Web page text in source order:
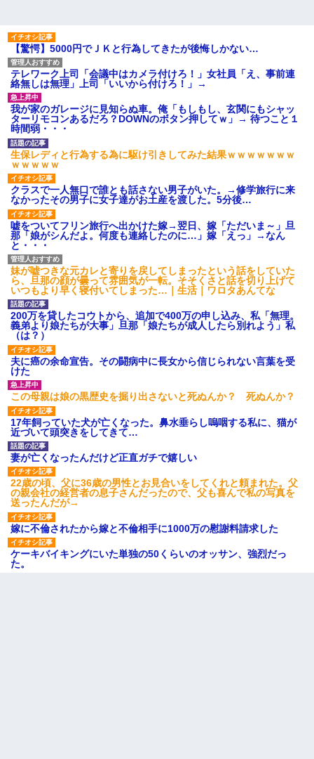
るｗｗｗｗｗｗ「こんな高い
の？ｗｗ」「逆に超安い」
私「ちょっと、人の家の金庫
触らないでよ！」キチママ『そ
こに金庫があったから、開けて
みようとしただけ☆』義兄「泥
は出てけ！二度と来るな！」結
果・・・
私「初めて飲む味だけどなん
のお茶？」彼「ちっ！」私「」
【GIF】JSのカンチョーワロ
タ
後続車にクラクションを鳴ら
され彼氏が逆切れ。「何クラク
ション鳴らしてんだ！降りてこ
いよ！」と怒鳴りだし...
【衝撃】報酬100万円超の治験
募集がこちらｗｗｗｗｗ(※画像
あり)
【ネット騒然】惨殺されたタ
ワマン頂き女子のこの動画、す
げえええええｗｗｗｗｗｗｗｗ
ｗｗｗ
【愕然】白のクラウン俺氏、
高速道路左車線を制限速度で走
った結果wwwwwwwwwwww
百年の恋12-899 食べた量を
張り合ってくる
【悲報】佐藤輝明・・・２軍
でも盛大にやらかす←あまり悲
しませないでくれ
【驚愕】5000円でＪＫと行為してきたが後悔しかない…
テレワーク上司「会議中はカメラ付けろ！」女社員「え、事前連
絡無しは無理」上司「いいから付けろ！」→
我が家のガレージに見知らぬ車。俺「もしもし、玄関にもシャッ
ターリモコンあるだろ？DOWNのボタン押してｗ」→ 待つこと１
時間弱・・・
生保レディと行為する為に駆け引きしてみた結果ｗｗｗｗｗｗｗ
ｗｗｗｗｗ
クラスで一人無口で誰とも話さない男子がいた。→修学旅行に来
なかったその男子に女子達がお土産を渡した。5分後…
嘘をついてフリン旅行へ出かけた嫁→翌日、嫁「ただいま～」旦
那「娘がシんだよ。何度も連絡したのに…」嫁「えっ」→なん
と・・・
妹が嘘つきな元カレと寄りを戻してしまったという話をしていた
ら、旦那の顔が曇って雰囲気が一転。そそくさと話を切り上げて
いつもより早く寝付いてしまった…｜生活｜ワロタあんてな
200万を貸したコウトから、追加で400万の申し込み、私「無理。
義弟より娘たちが大事」旦那「娘たちが成人したら別れよう」私
（は？）
夫に癌の余命宣告。その闘病中に長女から信じられない言葉を受
けた
この母親は娘の黒歴史を掘り出さないと死ぬんか？ 死ぬんか？
17年飼っていた犬が亡くなった。鼻水垂らし嗚咽する私に、猫が
近づいて頭突きをしてきて…
妻が亡くなったんだけど正直ガチで嬉しい
22歳の頃、父に36歳の男性とお見合いをしてくれと頼まれた。父
の親会社の経営者の息子さんだったので、父も喜んで私の写真を
送ったんだが→
嫁に不倫されたから嫁と不倫相手に1000万の慰謝料請求した
ケーキバイキングにいた単独の50くらいのオッサン、強烈だっ
た。